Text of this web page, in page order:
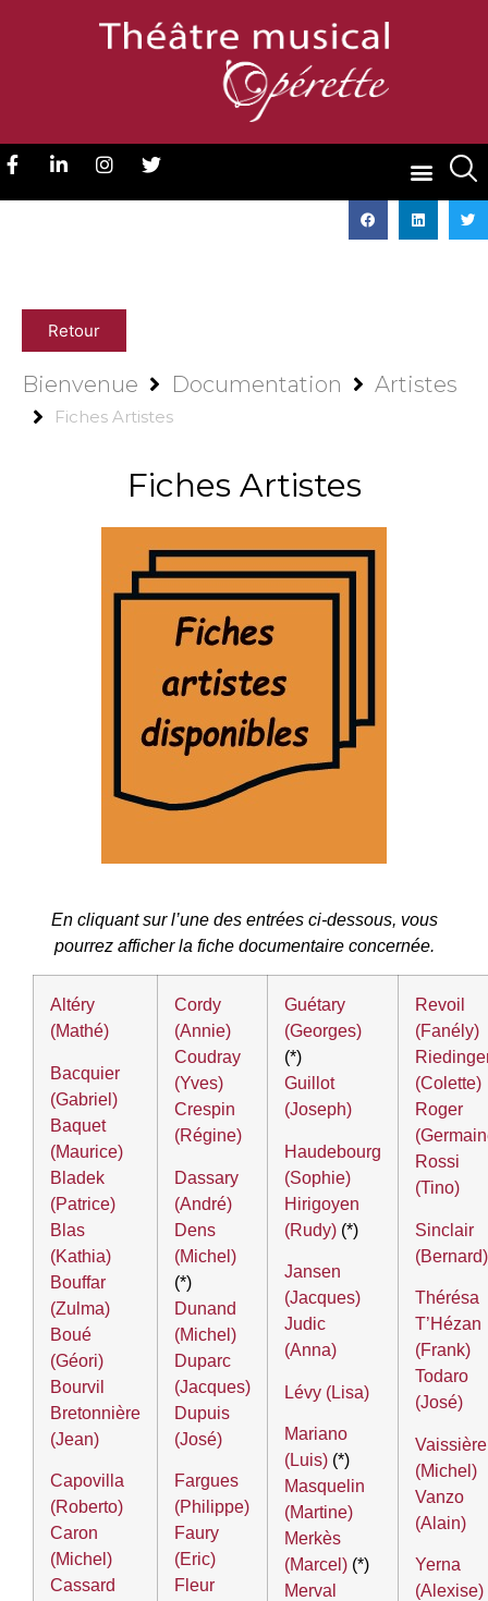
Retour
Bienvenue Documentation Artistes
Fiches Artistes
Fiches Artistes
En cliquant sur l’une des entrées ci-dessous, vous
pourrez afficher la fiche documentaire concernée.
Altéry
(Mathé)
Bacquier
(Gabriel)
Baquet
(Maurice)
Bladek
(Patrice)
Blas
(Kathia)
Bouffar
(Zulma)
Boué
(Géori)
Bourvil
Bretonnière
(Jean)
Capovilla
(Roberto)
Caron
(Michel)
Cassard
Cordy
(Annie)
Coudray
(Yves)
Crespin
(Régine)
Dassary
(André)
Dens
(Michel)
(*)
Dunand
(Michel)
Duparc
(Jacques)
Dupuis
(José)
Fargues
(Philippe)
Faury
(Eric)
Fleur
Guétary
(Georges)
(*)
Guillot
(Joseph)
Haudebourg
(Sophie)
Hirigoyen
(Rudy) (*)
Jansen
(Jacques)
Judic
(Anna)
Lévy (Lisa)
Mariano
(Luis) (*)
Masquelin
(Martine)
Merkès
(Marcel) (*)
Merval
Revoil
(Fanély)
(Colette)
Roger
Rossi
(Tino)
Sinclair
(Bernard)
Thérésa
T’Hézan
(Frank)
Todaro
(José)
Vaissière
(Michel)
Vanzo
(Alain)
Yerna
(Alexise)